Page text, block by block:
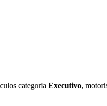
categoria Executivo,